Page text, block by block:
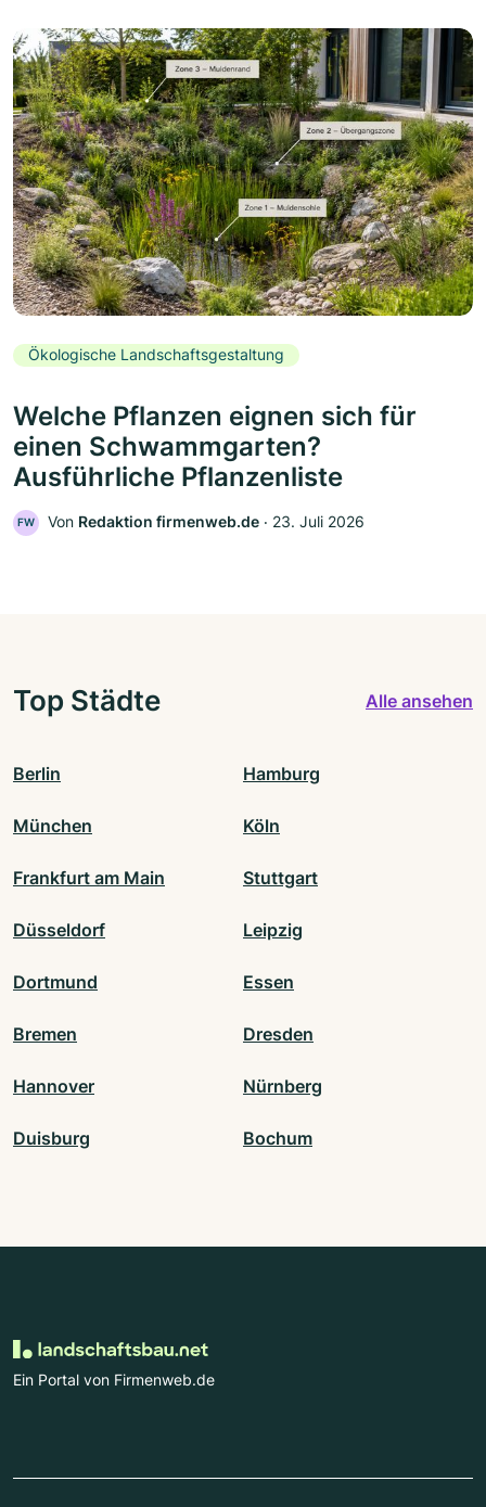
Ökologische Landschaftsgestaltung
Welche Pflanzen eignen sich für
einen Schwammgarten?
Ausführliche Pflanzenliste
FW Von Redaktion firmenweb.de ‧ 23. Juli 2026
Top Städte Alle ansehen
Berlin Hamburg
München Köln
Frankfurt am Main Stuttgart
Düsseldorf Leipzig
Dortmund Essen
Bremen Dresden
Hannover Nürnberg
Duisburg Bochum
Ein Portal von Firmenweb.de